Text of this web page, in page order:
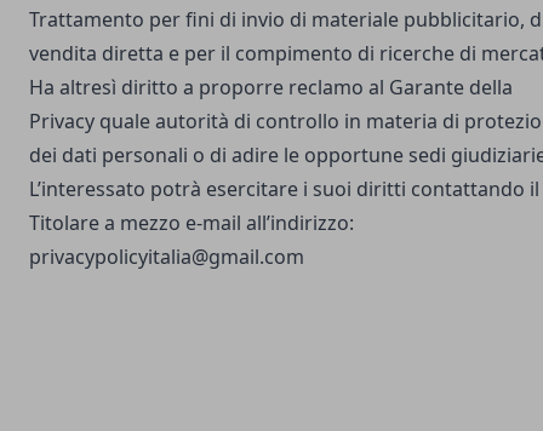
Trattamento per fini di invio di materiale pubblicitario,
vendita diretta e per il compimento di ricerche di
Ha altresì diritto a proporre reclamo al Garante della
Privacy quale autorità di controllo in materia di
dei dati personali o di adire le opportune sedi
L’interessato potrà esercitare i suoi diritti contattando il
Titolare a mezzo e-mail all’indirizzo:
privacypolicyitalia@gmail.com